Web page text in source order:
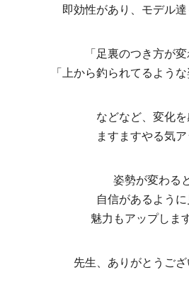
即効性があり、モデル達
「足裏のつき方が変
「上から釣られてるよう
などなど、変化
ますますやる気ア
姿勢が変わると
自信があるよう
魅力もアップしま
先生、ありがとうござ